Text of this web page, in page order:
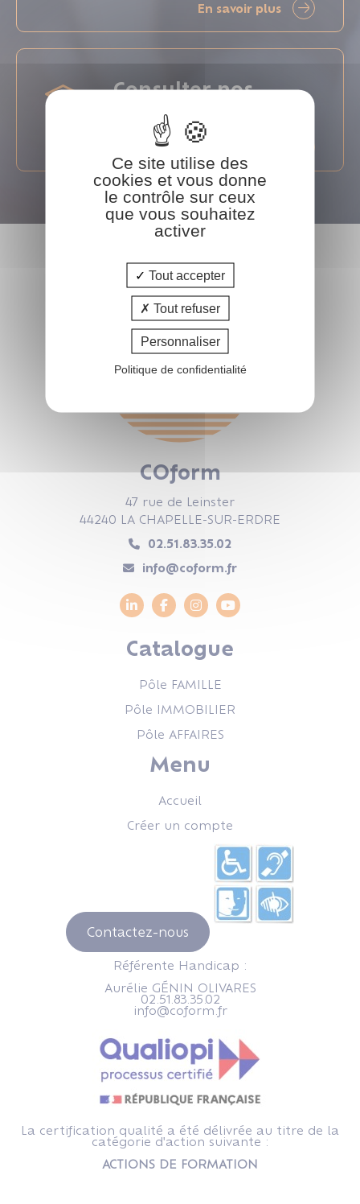
En savoir plus
Consulter nos
formations intra
En savoir plus
COform
47 rue de Leinster
44240 LA CHAPELLE-SUR-ERDRE
02.51.83.35.02
info@coform.fr
Catalogue
Pôle FAMILLE
Pôle IMMOBILIER
Pôle AFFAIRES
Menu
Accueil
Créer un compte
Contactez-nous
Référente Handicap :
Aurélie GÉNIN OLIVARES
02.51.83.35.02
info@coform.fr
La certification qualité a été délivrée au titre de la
catégorie d'action suivante :
ACTIONS DE FORMATION
Ce site utilise des
cookies et vous donne
le contrôle sur ceux
que vous souhaitez
activer
Tout accepter
Tout refuser
Personnaliser
Politique de confidentialité